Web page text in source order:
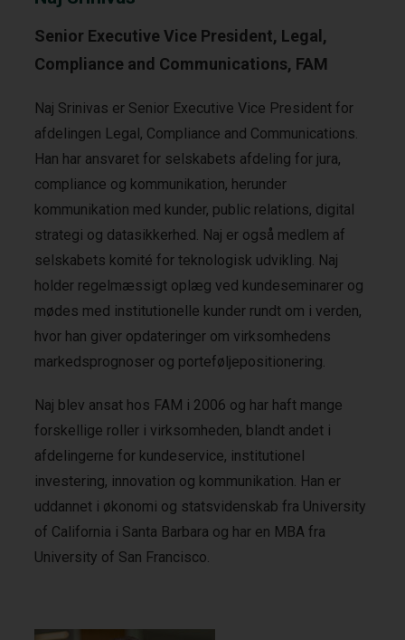
Senior Executive Vice President, Legal,
Compliance and Communications, FAM
Naj Srinivas er Senior Executive Vice President for
afdelingen Legal, Compliance and Communications.
Han har ansvaret for selskabets afdeling for jura,
compliance og kommunikation, herunder
kommunikation med kunder, public relations, digital
strategi og datasikkerhed. Naj er også medlem af
selskabets komité for teknologisk udvikling. Naj
holder regelmæssigt oplæg ved kundeseminarer og
mødes med institutionelle kunder rundt om i verden,
hvor han giver opdateringer om virksomhedens
markedsprognoser og porteføljepositionering.
Naj blev ansat hos FAM i 2006 og har haft mange
forskellige roller i virksomheden, blandt andet i
afdelingerne for kundeservice, institutionel
investering, innovation og kommunikation. Han er
uddannet i økonomi og statsvidenskab fra University
of California i Santa Barbara og har en MBA fra
University of San Francisco.